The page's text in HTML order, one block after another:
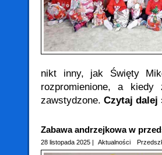
nikt inny, jak Święty
rozpromienione, a
zawstydzone. Czytaj dalej
Zabawa andrzejkowa w
28 listopada 2025 | Aktualności